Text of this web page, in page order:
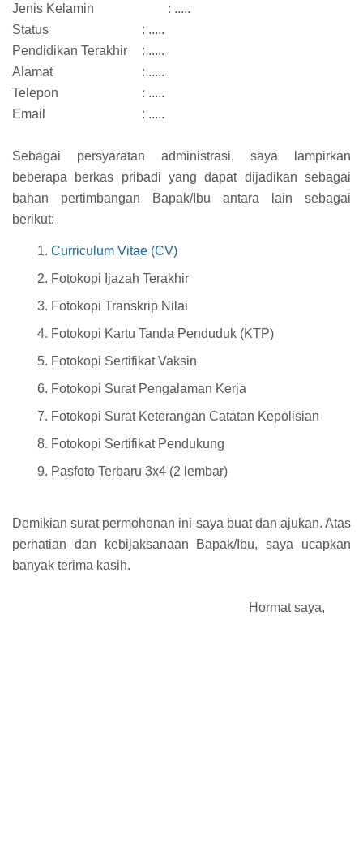
Jenis Kelamin
: .....
Status
: .....
Pendidikan Terakhir
: .....
Alamat
: .....
Telepon
: .....
Email
: .....
Sebagai persyaratan administrasi, saya lampirkan
beberapa berkas pribadi yang dapat dijadikan sebagai
bahan pertimbangan Bapak/Ibu antara lain sebagai
berikut:
Curriculum Vitae (CV)
Fotokopi Ijazah Terakhir
Fotokopi Transkrip Nilai
Fotokopi Kartu Tanda Penduduk (KTP)
Fotokopi Sertifikat Vaksin
Fotokopi Surat Pengalaman Kerja
Fotokopi Surat Keterangan Catatan Kepolisian
Fotokopi Sertifikat Pendukung
Pasfoto Terbaru 3x4 (2 lembar)
Demikian surat permohonan ini saya buat dan ajukan. Atas
perhatian dan kebijaksanaan Bapak/Ibu, saya ucapkan
banyak terima kasih.
Hormat saya,